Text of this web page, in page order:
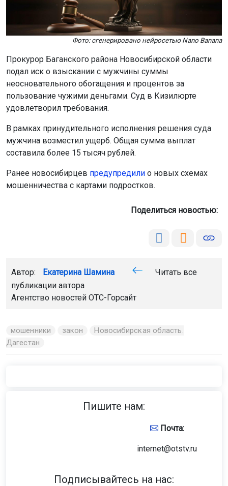
Фото: сгенерировано нейросетью Nano Banana
Прокурор Баганского района Новосибирской области
подал иск о взыскании с мужчины суммы
неосновательного обогащения и процентов за
пользование чужими деньгами. Суд в Кизилюрте
удовлетворил требования.
В рамках принудительного исполнения решения суда
мужчина возместил ущерб. Общая сумма выплат
составила более 15 тысяч рублей.
Ранее новосибирцев предупредили о новых схемах
мошенничества с картами подростков.
Поделиться новостью:
Автор: Екатерина Шамина
Читать все
публикации автора
Агентство новостей ОТС-Горсайт
мошенники закон
Новосибирская область.
Дагестан
Пишите нам:
Почта:
internet@otstv.ru
Подписывайтесь на нас: